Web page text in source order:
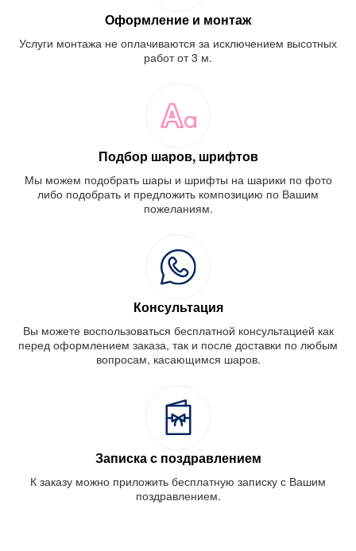
Оформление и монтаж
Услуги монтажа не оплачиваются за исключением высотных
работ от 3 м.
Подбор шаров, шрифтов
Мы можем подобрать шары и шрифты на шарики по фото
либо подобрать и предложить композицию по Вашим
пожеланиям.
Консультация
Вы можете воспользоваться бесплатной консультацией как
перед оформлением заказа, так и после доставки по любым
вопросам, касающимся шаров.
Записка с поздравлением
К заказу можно приложить бесплатную записку с Вашим
поздравлением.